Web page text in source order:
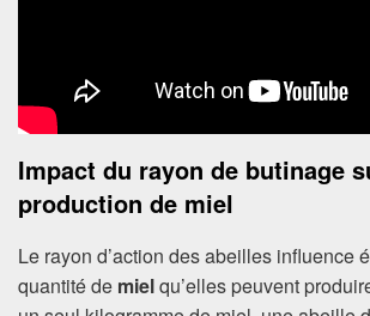
Impact du rayon de butinage
production de miel
Le rayon d’action des abeilles influence
quantité de mielqu’elles peuvent